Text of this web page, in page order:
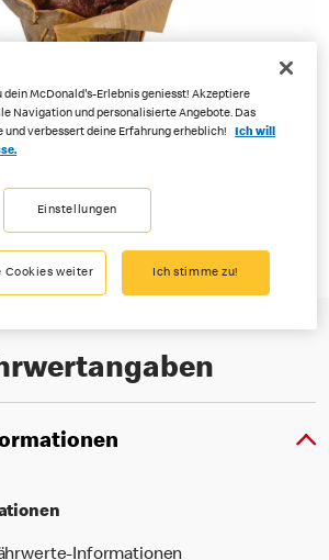
on top.
Informationen
dein McDonald's-Erlebnis geniesst! Akzeptiere
Navigation und personalisierte Angebote. Das
und verbessert deine Erfahrung erheblich!
Ich will
Einstellungen
Cookies weiter Ich stimme zu!